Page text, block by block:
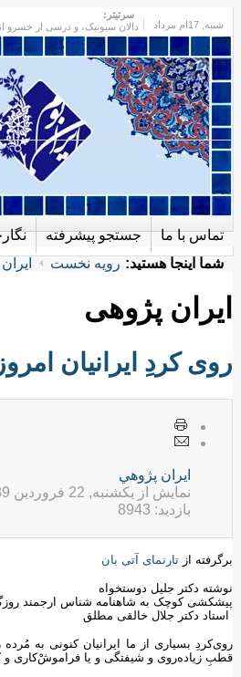
شنبه
سرتیتر:
دالان سیونیک، و درسی از خسرو
جستجو پیشرفته تماس با ما
شما اینجا هستید: رویه نخست
ایران پژوهی
روی کردِ ایرانیان
ايران پژوهي
نمایش از یکشنبه, 22 فروردين 1389 12:13
بازدید: 8943
برگرفته از تارنمای آتی بان
نوشته دکتر جلیل دوستخواه
پیشکشی کوچک به شاهنامه شناس ارجمند
استاد دکتر جلال خالقی
روی‌کردِ بسیاری از ما ایرانیان کنونی به
قطبِ زیاده‌روی و شیفتگی و یا فراموشْ‌کاری و